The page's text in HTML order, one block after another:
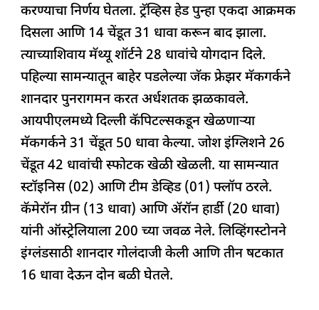
करण्याचा निर्णय घेतला. ट्रॅव्हिस हेड पुन्हा एकदा आक्रमक
दिसला आणि 14 चेंडूत 31 धावा करून बाद झाला.
त्याच्याशिवाय मॅथ्यू शॉर्टने 28 धावांचे योगदान दिले.
पहिल्या सामन्यातून बाहेर पडलेल्या जॅक फ्रेझर मॅकगर्कने
शानदार पुनरागमन करत अर्धशतक झळकावले.
आयपीएलमध्ये दिल्ली कॅपिटल्सकडून खेळणाऱ्या
मॅकगर्कने 31 चेंडूत 50 धावा केल्या. जोश इंग्लिशने 26
चेंडूत 42 धावांची स्फोटक खेळी खेळली. या सामन्यात
स्टॉइनिस (02) आणि टीम डेव्हिड (01) फ्लॉप ठरले.
कॅमेरॉन ग्रीन (13 धावा) आणि ॲरॉन हार्डी (20 धावा)
यांनी ऑस्ट्रेलियाला 200 च्या जवळ नेले. लिव्हिंगस्टोनने
इंग्लंडसाठी शानदार गोलंदाजी केली आणि तीन षटकात
16 धावा देऊन दोन बळी घेतले.